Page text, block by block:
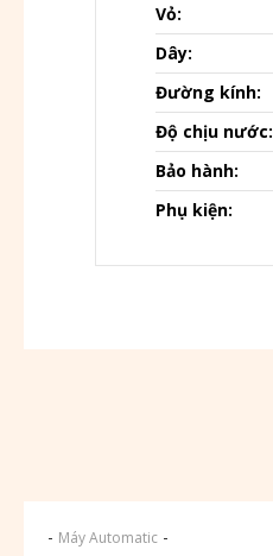
Vỏ:
Dây:
Đường kính:
Độ chịu nước:
Bảo hành:
Phụ kiện:
- Máy Automatic -